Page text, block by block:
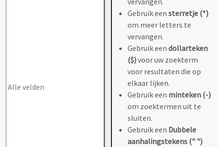
Gebruik een sterretje (*)
om meer letters te
vervangen.
Gebruik een dollarteken
($)voor uw zoekterm
voor resultaten die op
elkaar lijken.
Gebruik een minteken (-)
om zoektermen uit te
sluiten.
Gebruik een Dubbele
aanhalingstekens (" ")